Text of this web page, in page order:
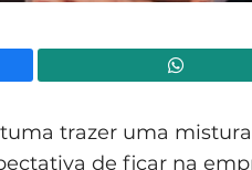
trazer uma
de ficar na